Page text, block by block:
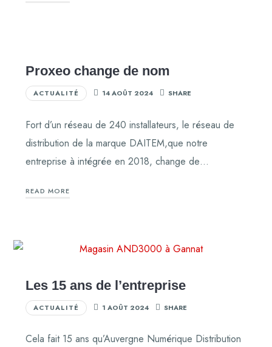
Proxeo change de nom
ACTUALITÉ 14 AOÛT 2024 SHARE
Fort d’un réseau de 240 installateurs, le réseau de
distribution de la marque DAITEM,que notre
entreprise à intégrée en 2018, change de…
READ MORE
Les 15 ans de l’entreprise
ACTUALITÉ 1 AOÛT 2024 SHARE
Cela fait 15 ans qu’Auvergne Numérique Distribution